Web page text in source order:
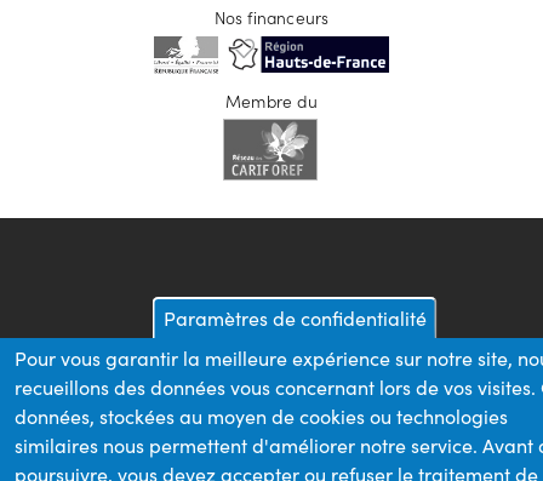
Nos financeurs
Membre du
Paramètres de confidentialité
Pour vous garantir la meilleure expérience sur notre site,
recueillons des données vous concernant lors de vos visites.
données, stockées au moyen de cookies ou technologies
similaires nous permettent d'améliorer notre service. Avant
poursuivre, vous devez accepter ou refuser le traitement de